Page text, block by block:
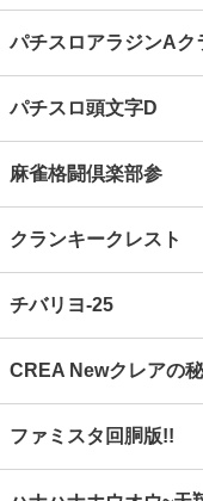
パチスロアラジンAク
パチスロ頭文字D
麻雀格闘倶楽部参
クランキークレスト
チバリヨ‐25
CREA Newクレアの
ファミスタ回胴版!!